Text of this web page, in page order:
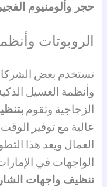
حجر وألومنيوم
الروبوتات
تستخدم بعض
وأنظمة الغسيل
الزجاجية وتقوم
عالية مع توفير
العمال ويعد هذا
الواجهات في
تنظيف واجهات